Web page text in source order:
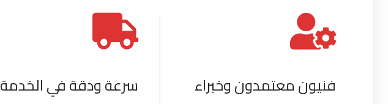
فنيون معتمدون وخبراء سرعة ودقة في الخدمة